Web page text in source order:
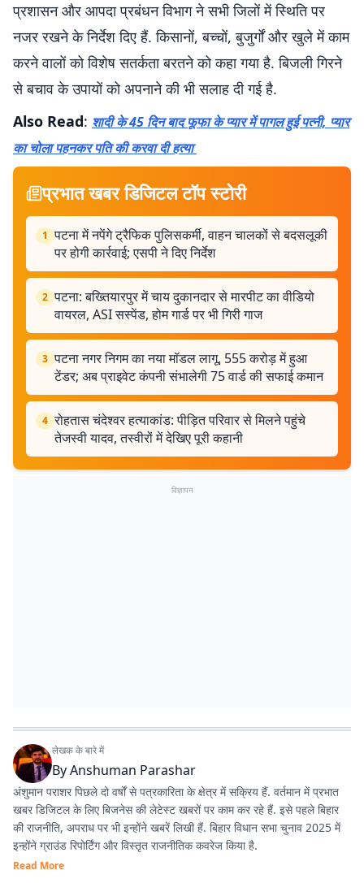
प्रशासन और आपदा प्रबंधन विभाग ने सभी जिलों में स्थिति पर
नजर रखने के निर्देश दिए हैं. किसानों, बच्चों, बुजुर्गों और खुले में काम
करने वालों को विशेष सतर्कता बरतने को कहा गया है. बिजली गिरने
से बचाव के उपायों को अपनाने की भी सलाह दी गई है.
Also Read: शादी के 45 दिन बाद फूफा के प्यार में पागल हुई पत्नी, प्यार
का चोला पहनकर पति की करवा दी हत्या
प्रभात खबर डिजिटल टॉप स्टोरी
1 पटना में नपेंगे ट्रैफिक पुलिसकर्मी, वाहन चालकों से बदसलूकी
पर होगी कार्रवाई; एसपी ने दिए निर्देश
2 पटना: बख्तियारपुर में चाय दुकानदार से मारपीट का वीडियो
वायरल, ASI सस्पेंड, होम गार्ड पर भी गिरी गाज
3 पटना नगर निगम का नया मॉडल लागू, 555 करोड़ में हुआ
टेंडर; अब प्राइवेट कंपनी संभालेगी 75 वार्ड की सफाई कमान
4 रोहतास चंदेश्वर हत्याकांड: पीड़ित परिवार से मिलने पहुंचे
तेजस्वी यादव, तस्वीरों में देखिए पूरी कहानी
विज्ञापन
लेखक के बारे में
ByAnshuman Parashar
अंशुमान पराशर पिछले दो वर्षों से पत्रकारिता के क्षेत्र में सक्रिय हैं. वर्तमान में प्रभात
खबर डिजिटल के लिए बिजनेस की लेटेस्ट खबरों पर काम कर रहे हैं. इसे पहले बिहार
की राजनीति, अपराध पर भी इन्होंने खबरें लिखी हैं. बिहार विधान सभा चुनाव 2025 में
इन्होंने ग्राउंड रिपोर्टिंग और विस्तृत राजनीतिक कवरेज किया है.
Read More